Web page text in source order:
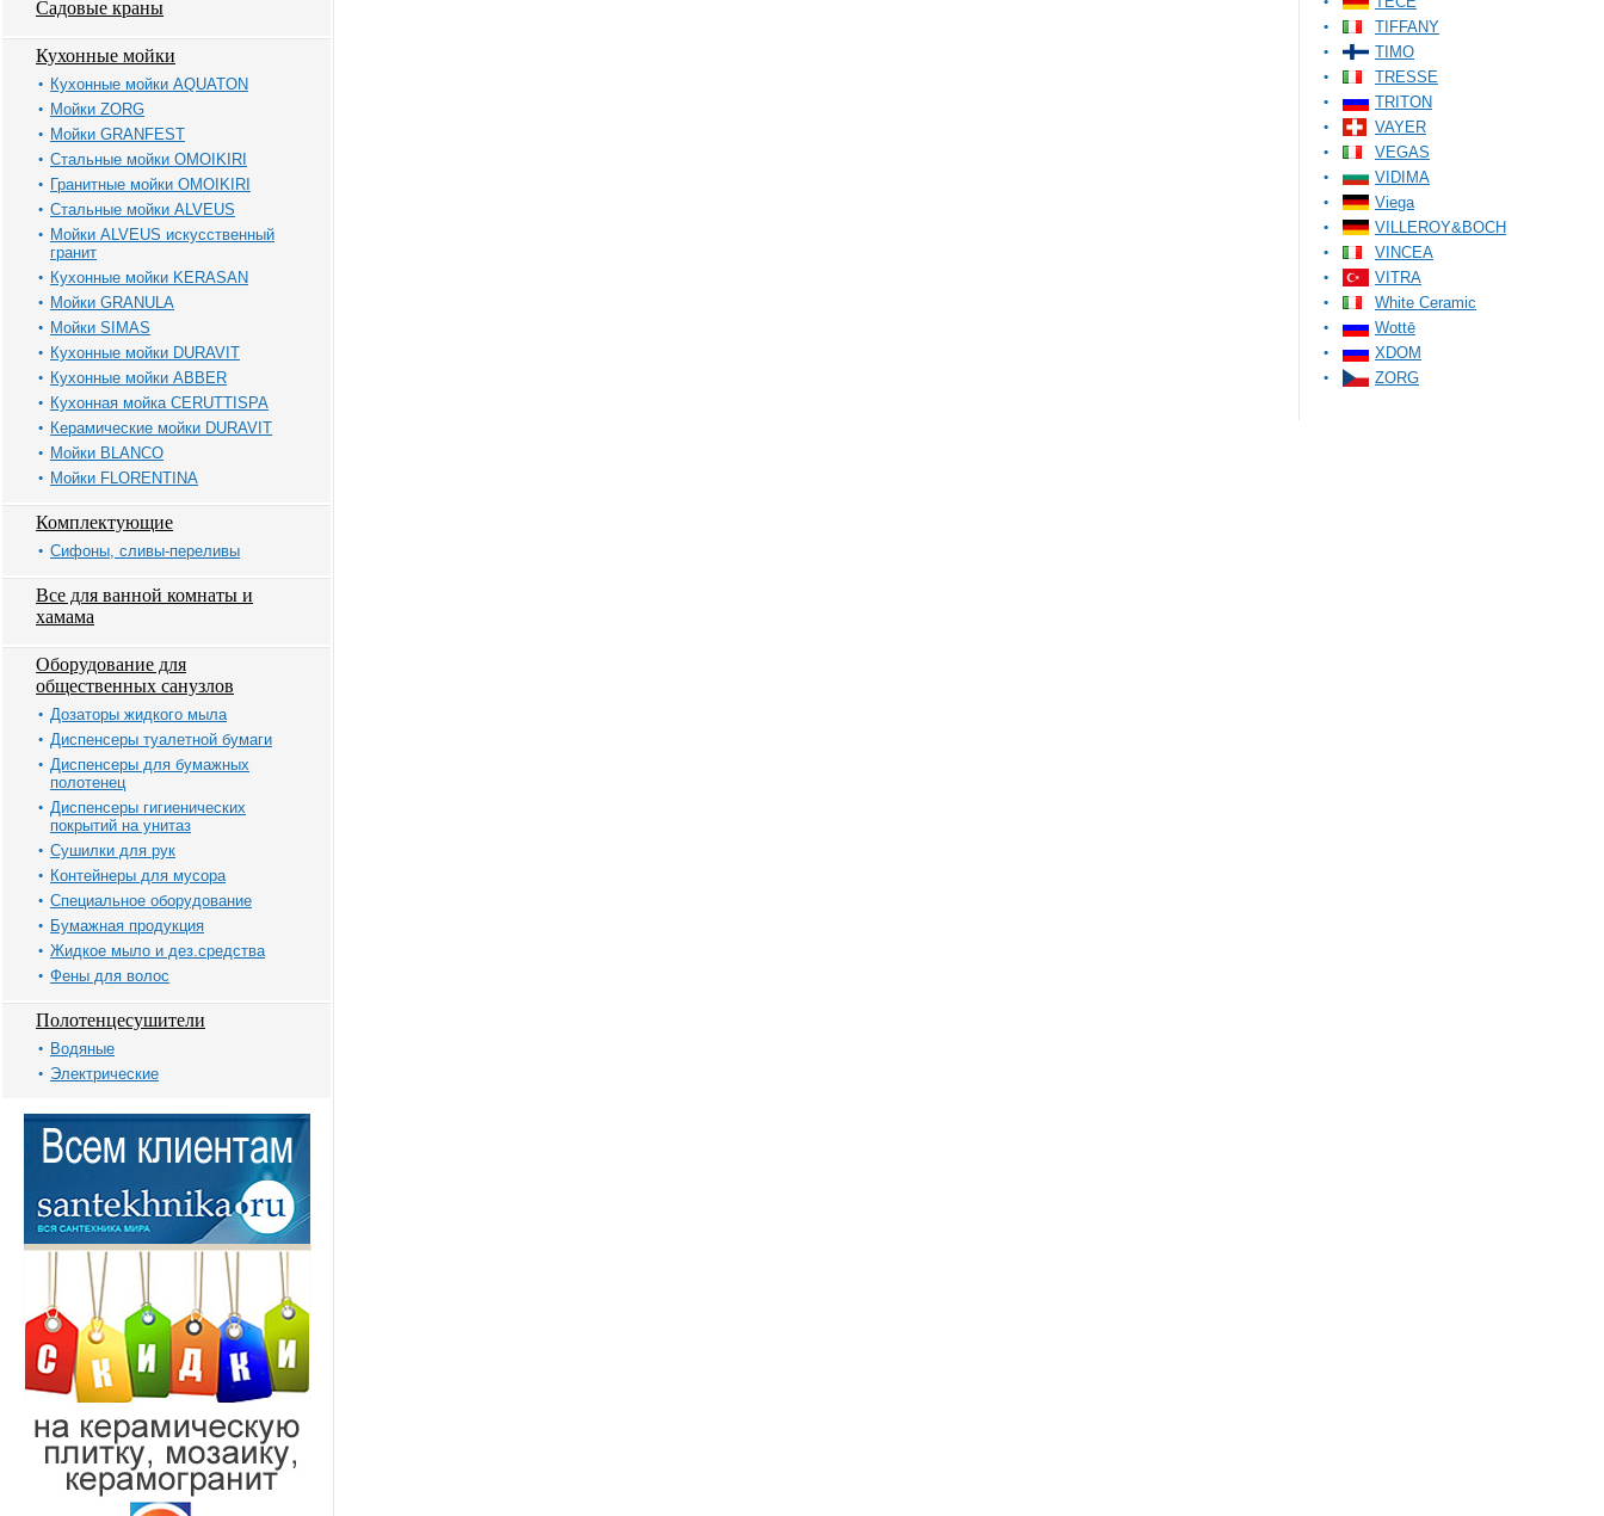
Садовые краны
Кухонные мойки
Кухонные мойки AQUATON
Мойки ZORG
Мойки GRANFEST
Стальные мойки OMOIKIRI
Гранитные мойки OMOIKIRI
Стальные мойки ALVEUS
Мойки ALVEUS искусственный
гранит
Кухонные мойки KERASAN
Мойки GRANULA
Мойки SIMAS
Кухонные мойки DURAVIT
Кухонные мойки ABBER
Кухонная мойка CERUTTISPA
Керамические мойки DURAVIT
Мойки BLANCO
Мойки FLORENTINA
Комплектующие
Сифоны, сливы-переливы
Все для ванной комнаты и
хамама
Оборудование для
общественных санузлов
Дозаторы жидкого мыла
Диспенсеры туалетной бумаги
Диспенсеры для бумажных
полотенец
Диспенсеры гигиенических
покрытий на унитаз
Сушилки для рук
Контейнеры для мусора
Специальное оборудование
Бумажная продукция
Жидкое мыло и дез.средства
Фены для волос
Полотенцесушители
Водяные
Электрические
TIFFANY
TIMO
TRESSE
TRITON
VAYER
VEGAS
VIDIMA
Viega
VILLEROY&BOCH
VINCEA
VITRA
White Ceramic
Wottē
XDOM
ZORG